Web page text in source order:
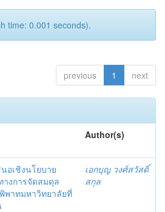
time: 0.001 seconds).
previous 1 next
Author(s)
อเชิงนโยบาย
างการจัดสมดุล
พาทมหาวิทยาลัยที่
เอกบุญ วงศ์สวัสดิ์
สกุล